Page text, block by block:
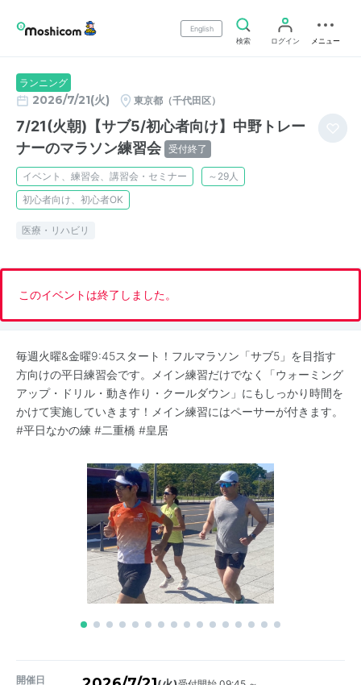
English
検索
ログイン メニュー
ランニング
2026/7/21(火) 東京都（千代田区）
7/21(火朝)【サブ5/初心者向け】中野トレー
ナーのマラソン練習会 受付終了
イベント、練習会、講習会・セミナー
～29人
初心者向け、初心者OK
医療・リハビリ
このイベントは終了しました。
毎週火曜&金曜9:45スタート！フルマラソン「サブ5」を目指す
方向けの平日練習会です。メイン練習だけでなく「ウォーミング
アップ・ドリル・動き作り・クールダウン」にもしっかり時間を
かけて実施していきます！メイン練習にはペーサーが付きます。
#平日なかの練 #二重橋 #皇居
開催日